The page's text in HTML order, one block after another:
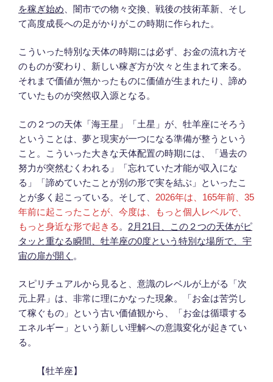
を稼ぎ始め 、闇市での物々交換、戦後の技術革新、そし
て高度成長への足がかりがこの時期に作られた。
こういった特別な天体の時期には必ず、お金の流れ方そ
のものが変わり、新しい稼ぎ方が次々と生まれて来る。
それまで価値が無かったものに価値が生まれたり、諦め
ていたものが突然収入源となる。
この２つの天体「海王星」「土星」が、牡羊座にそろう
ということは、夢と現実が一つになる準備が整うという
こと。こういった大きな天体配置の時期には、「過去の
努力が突然むくわれる」「忘れていた才能が収入にな
る」「諦めていたことが別の形で実を結ぶ」といったこ
とが多く起こっている。そして、 2026年は、165年前、35
年前に起こったことが、今度は、もっと個人レベルで、
もっと身近な形で起きる 。 2月21日、この２つの天体がピ
タッと重なる瞬間、牡羊座の0度という特別な場所で、宇
宙の扉が開く 。
スピリチュアルから見ると、意識のレベルが上がる「次
元上昇」は、非常に理にかなった現象。「お金は苦労し
て稼ぐもの」という古い価値観から、「お金は循環する
エネルギー」という新しい理解への意識変化が起きてい
る。
【牡羊座】